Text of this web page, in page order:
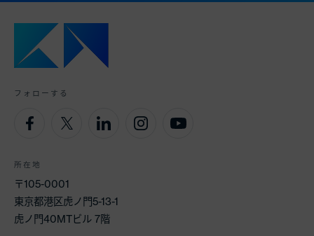
フォローする
所在地
〒105-0001
東京都港区虎ノ門5-13-1
虎ノ門40MTビル 7階